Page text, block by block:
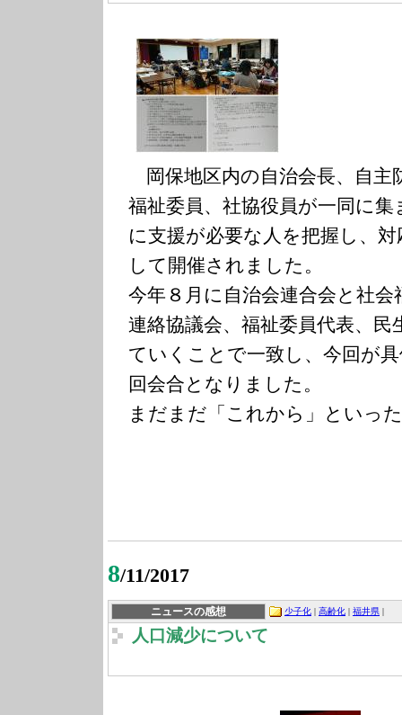
岡保地区内の自治会長、自主
福祉委員、社協役員が一同に
に支援が必要な人を把握し、
して開催されました 。
今年８月に自治会連合会と社会
連絡協議会、福祉委員代表、
ていくこ とで一致し、今回が
回会合となりま した。
まだまだ「これから」といっ
8/11/2017
ニュースの感想 少子化 高齢化 福井県
人口減少について